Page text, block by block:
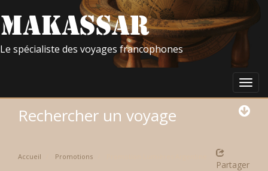
Le spécialiste des voyages francophones
Rechercher un voyage
Accueil Promotions
Partager